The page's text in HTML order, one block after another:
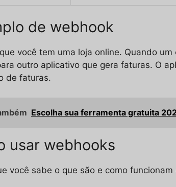
de webhook
você tem uma loja online. Quando
outro aplicativo que gera faturas. O
de faturas.
Escolha sua ferramenta gratuita
usar webhooks
você sabe o que são e como